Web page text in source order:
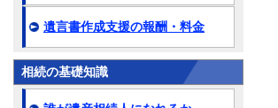
遺言書作成支援の報酬・料金
相続の基礎知識